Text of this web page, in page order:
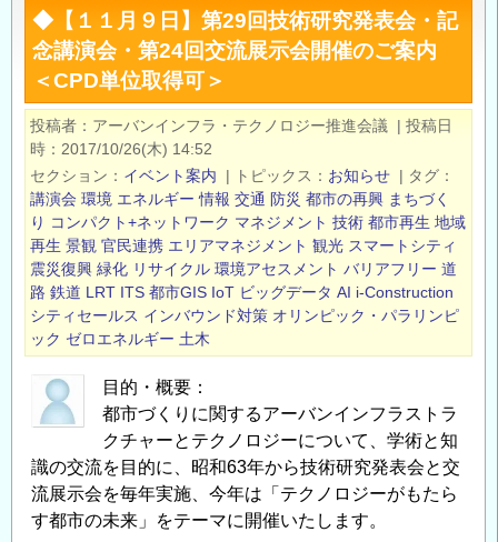
日】
「都
市
づ
く
に
つ
い
て
の
技
術
研
究
表
と
講
◆【１１月９日】第29回技術研究発表会・記
念講演会・第24回交流展示会開催のご案内
＜CPD単位取得可＞
投稿者 アーバンインフラ・テクノロジー推進会議 | 投稿日
時
2017/10/26(木) 14:52
セクション
イベント案内 | トピックス お知らせ | タグ
講演会 環境 エネルギー 情報 交通 防災 都市の再興 まちづく
り コンパクト+ネットワーク マネジメント 技術 都市再生 地域
再生 景観 官民連携 エリアマネジメント 観光 スマートシティ
震災復興 緑化 リサイクル 環境アセスメント バリアフリー 道
路 鉄道 LRT ITS 都市GIS IoT ビッグデータ AI i-Construction
シティセールス インバウンド対策 オリンピック・パラリンピ
ック ゼロエネルギー 土木
目的・概要：
都市づくりに関するアーバンインフラストラ
クチャーとテクノロジーについて、学術と知
識の交流を目的に、昭和63年から技術研究発表会と交
流展示会を毎年実施、今年は「テクノロジーがもたら
す都市の未来」をテーマに開催いたします。